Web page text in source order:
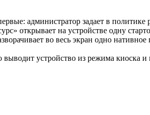
администратор задает в
открывает на устройстве одну
во весь экран одно
устройство из режима